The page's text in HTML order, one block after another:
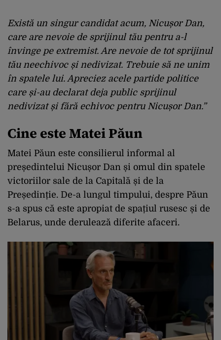
Există un singur candidat acum, Nicușor Dan,
care are nevoie de sprijinul tău pentru a-l
învinge pe extremist. Are nevoie de tot sprijinul
tău neechivoc și nedivizat. Trebuie să ne unim
în spatele lui. Apreciez acele partide politice
care și-au declarat deja public sprijinul
nedivizat și fără echivoc pentru Nicușor Dan.”
Cine este Matei Păun
Matei Păun este consilierul informal al
președintelui Nicușor Dan și omul din spatele
victoriilor sale de la Capitală și de la
Președinție. De-a lungul timpului, despre Păun
s-a spus că este apropiat de spațiul rusesc și de
Belarus, unde derulează diferite afaceri.